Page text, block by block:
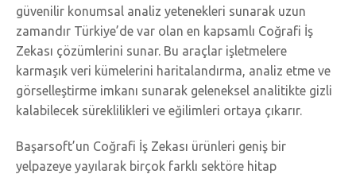
güvenilir konumsal analiz yetenekleri sunarak uzun
zamandır Türkiye’de var olan en kapsamlı Coğrafi İş
Zekası çözümlerini sunar. Bu araçlar işletmelere
karmaşık veri kümelerini haritalandırma, analiz etme ve
görselleştirme imkanı sunarak geleneksel analitikte gizli
kalabilecek süreklilikleri ve eğilimleri ortaya çıkarır.
Başarsoft’un Coğrafi İş Zekası ürünleri geniş bir
yelpazeye yayılarak birçok farklı sektöre hitap